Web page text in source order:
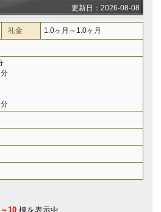
更新日：2026-08-08
礼金
1.0ヶ月～1.0ヶ月
10棟を表示中